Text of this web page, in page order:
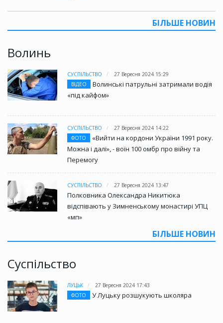
БІЛЬШЕ НОВИН
Волинь
СУСПІЛЬСТВО
27 Вересня 2024 15:29
ВІДЕО
Волинські патрульні затримали водія
«під кайфом»
СУСПІЛЬСТВО
27 Вересня 2024 14:22
ФОТО
«Вийти на кордони України 1991 року.
Можна і далі», - воїн 100 омбр про війну та
Перемогу
СУСПІЛЬСТВО 27 Вересня 2024 13:47
Полковника Олександра Никитюка
відспівають у Зимненському монастирі УПЦ
«мп»
БІЛЬШЕ НОВИН
Суспільство
ЛУЦЬК
27 Вересня 2024 17:43
ФОТО
У Луцьку розшукують школяра